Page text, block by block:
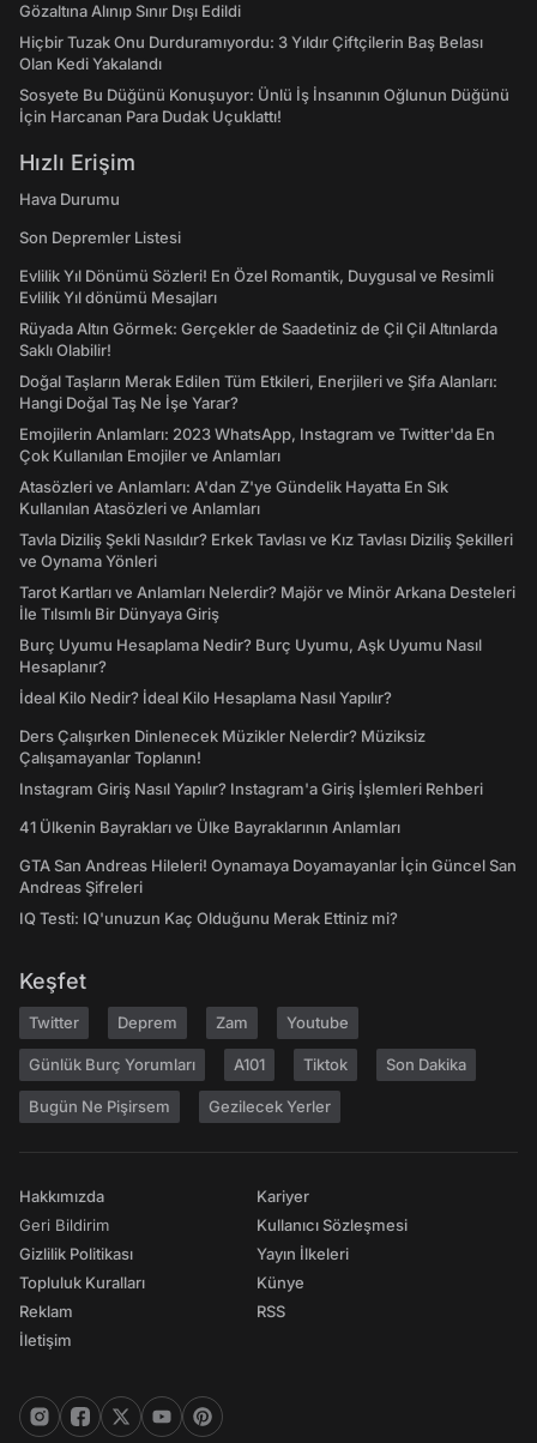
Gözaltına Alınıp Sınır Dışı Edildi
Hiçbir Tuzak Onu Durduramıyordu: 3 Yıldır Çiftçilerin Baş Belası
Olan Kedi Yakalandı
Sosyete Bu Düğünü Konuşuyor: Ünlü İş İnsanının Oğlunun Düğünü
İçin Harcanan Para Dudak Uçuklattı!
Hızlı Erişim
Hava Durumu
Son Depremler Listesi
Evlilik Yıl Dönümü Sözleri! En Özel Romantik, Duygusal ve Resimli
Evlilik Yıl dönümü Mesajları
Rüyada Altın Görmek: Gerçekler de Saadetiniz de Çil Çil Altınlarda
Saklı Olabilir!
Doğal Taşların Merak Edilen Tüm Etkileri, Enerjileri ve Şifa Alanları:
Hangi Doğal Taş Ne İşe Yarar?
Emojilerin Anlamları: 2023 WhatsApp, Instagram ve Twitter'da En
Çok Kullanılan Emojiler ve Anlamları
Atasözleri ve Anlamları: A'dan Z'ye Gündelik Hayatta En Sık
Kullanılan Atasözleri ve Anlamları
Tavla Diziliş Şekli Nasıldır? Erkek Tavlası ve Kız Tavlası Diziliş Şekilleri
ve Oynama Yönleri
Tarot Kartları ve Anlamları Nelerdir? Majör ve Minör Arkana Desteleri
İle Tılsımlı Bir Dünyaya Giriş
Burç Uyumu Hesaplama Nedir? Burç Uyumu, Aşk Uyumu Nasıl
Hesaplanır?
İdeal Kilo Nedir? İdeal Kilo Hesaplama Nasıl Yapılır?
Ders Çalışırken Dinlenecek Müzikler Nelerdir? Müziksiz
Çalışamayanlar Toplanın!
Instagram Giriş Nasıl Yapılır? Instagram'a Giriş İşlemleri Rehberi
41 Ülkenin Bayrakları ve Ülke Bayraklarının Anlamları
GTA San Andreas Hileleri! Oynamaya Doyamayanlar İçin Güncel San
Andreas Şifreleri
IQ Testi: IQ'unuzun Kaç Olduğunu Merak Ettiniz mi?
Keşfet
Twitter Deprem Zam Youtube
Günlük Burç Yorumları A101 Tiktok Son Dakika
Bugün Ne Pişirsem Gezilecek Yerler
Hakkımızda
Geri Bildirim
Gizlilik Politikası
Topluluk Kuralları
Reklam
İletişim
Kariyer
Kullanıcı Sözleşmesi
Yayın İlkeleri
Künye
RSS